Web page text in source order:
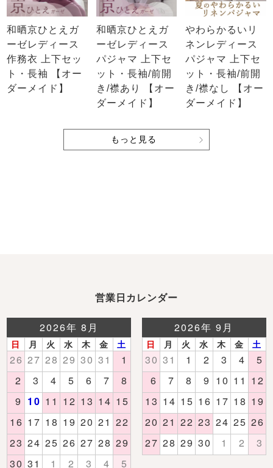
和晒京ひとえガ
ーゼレディース
作務衣 上下セッ
ト・長袖 【オー
ダーメイド】
和晒京ひとえガ
ーゼレディース
パジャマ 上下セ
ット・長袖/前開
き/襟あり 【オー
ダーメイド】
やわらかるいリ
ネンレディース
パジャマ 上下セ
ット・長袖/前開
き/襟なし 【オー
ダーメイド】
もっと見る
営業日カレンダー